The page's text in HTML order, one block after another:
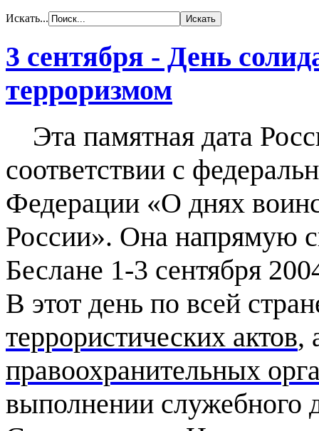
Искать...
3 сентября - День
терроризмом
Эта памятная дата
соответствии с
Федерации «О днях
России». Она напрямую
Беслане 1-3 сентября
В этот день по всей
террористических актов,
правоохранительных
выполнении служебного